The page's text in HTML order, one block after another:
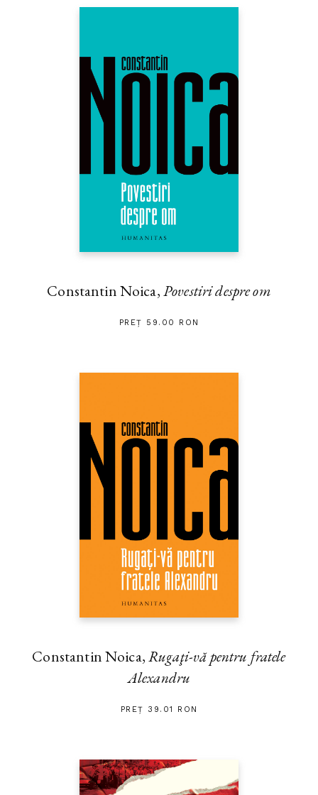
Constantin Noica,Povestiri despre om
PREȚ 59.00 RON
Constantin Noica,Rugaţi-vă pentru fratele
Alexandru
PREȚ 39.01 RON